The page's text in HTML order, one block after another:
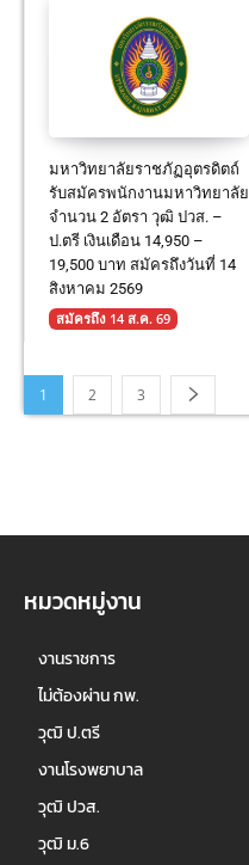
มหาวิทยาลัยราชภัฏอุตรดิตถ์
รับสมัครพนักงานมหาวิทยาลัย
จำนวน 2 อัตรา วุฒิ ปวส. –
ป.ตรี เงินเดือน 14,950 –
19,500 บาท สมัครถึงวันที่ 14
สิงหาคม 2569
สมัครถึง 14 ส.ค. 69
1 2 3
หมวดหมู่งาน
งานราชการ
ไม่ต้องผ่าน กพ.
วุฒิ ป.ตรี
งานโรงพยาบาล
วุฒิ ปวส.
วุฒิ ม.6